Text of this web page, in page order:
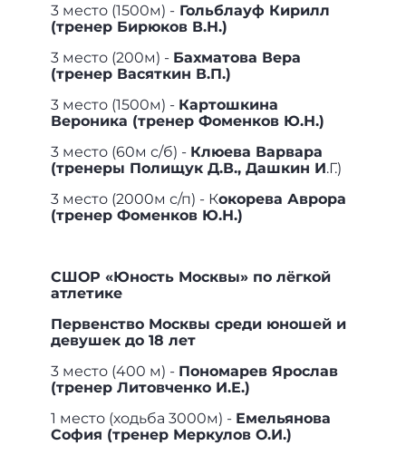
3 место (1500м) -Гольблауф Кирилл
(тренер Бирюков В.Н.)
3 место (200м) - Бахматова Вера
(тренер Васяткин В.П.)
3 место (1500м) - Картошкина
Вероника (тренер Фоменков Ю.Н.)
3 место (60м с/б) - Клюева Варвара
(тренеры Полищук Д.В., Дашкин И.Г.)
3 место (2000м с/п) - Кокорева Аврора
(тренер Фоменков Ю.Н.)
СШОР «Юность Москвы» по лёгкой
атлетике
Первенство Москвы среди юношей и
девушек до 18 лет
3 место (400 м) - Пономарев Ярослав
(тренер Литовченко И.Е.)
1 место (ходьба 3000м) - Емельянова
София (тренер Меркулов О.И.)